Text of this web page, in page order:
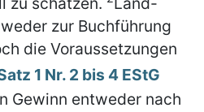
zur Buchführung
die Voraussetzungen
1 Nr. 2 bis 4 EStG
Gewinn entweder nach